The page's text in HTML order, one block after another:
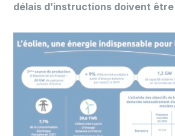
délais d’instructions doivent